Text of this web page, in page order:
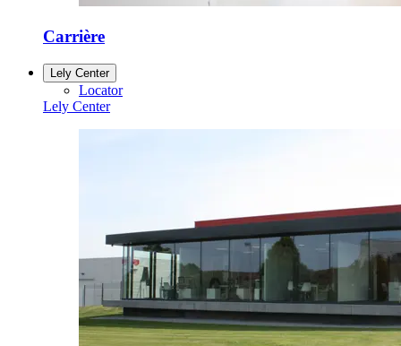
Carrière
Lely Center
Locator
Lely Center